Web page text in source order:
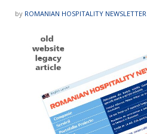
by ROMANIAN HOSPITALITY NEWSLETTER